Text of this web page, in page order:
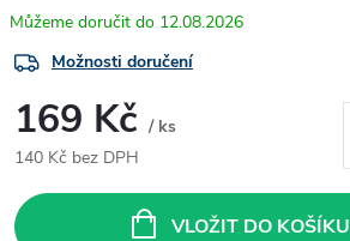
12.08.2026
Možnosti doručení
169 Kč / ks
140 Kč bez DPH
cena:
VLOŽIT DO KOŠÍKU